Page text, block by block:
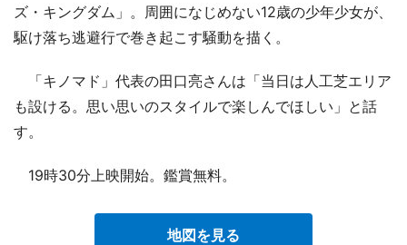
ズ・キングダム」。周囲になじめない12歳の少年少女が、
駆け落ち逃避行で巻き起こす騒動を描く。
「キノマド」代表の田口亮さんは「当日は人工芝エリア
も設ける。思い思いのスタイルで楽しんでほしい」と話
す。
19時30分上映開始。鑑賞無料。
地図を見る